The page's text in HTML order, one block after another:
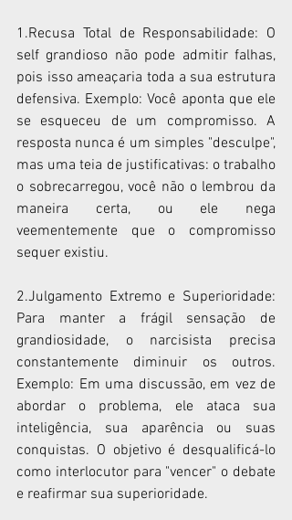
1.Recusa Total de Responsabilidade: O
self grandioso não pode admitir falhas,
pois isso ameaçaria toda a sua estrutura
defensiva. Exemplo: Você aponta que ele
se esqueceu de um compromisso. A
resposta nunca é um simples "desculpe",
mas uma teia de justificativas: o trabalho
o sobrecarregou, você não o lembrou da
maneira certa, ou ele nega
veementemente que o compromisso
sequer existiu.
2.Julgamento Extremo e Superioridade:
Para manter a frágil sensação de
grandiosidade, o narcisista precisa
constantemente diminuir os outros.
Exemplo: Em uma discussão, em vez de
abordar o problema, ele ataca sua
inteligência, sua aparência ou suas
conquistas. O objetivo é desqualificá-lo
como interlocutor para "vencer" o debate
e reafirmar sua superioridade.